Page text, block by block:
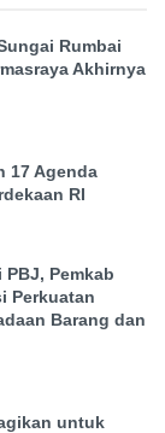
Rumbai
Akhirnya
17 Agenda
RI
PBJ, Pemkab
Perkuatan
Barang dan
untuk